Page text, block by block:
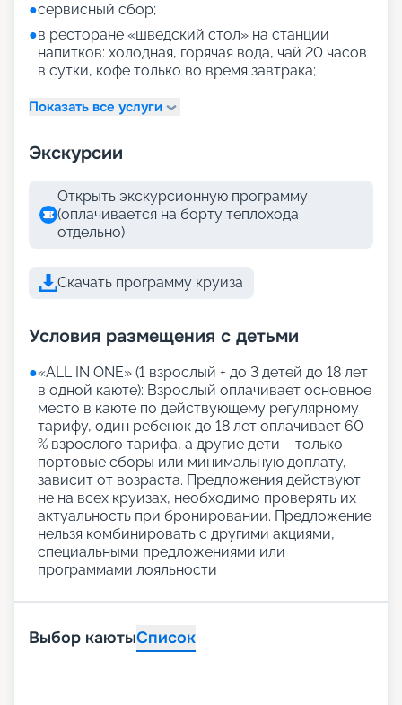
●сервисный сбор;
●в ресторане «шведский стол» на станции
напитков: холодная, горячая вода, чай 20 часов
в сутки, кофе только во время завтрака;
Показать все услуги
Экскурсии
Открыть экскурсионную программу
(оплачивается на борту теплохода
отдельно)
Скачать программу круиза
Условия размещения с детьми
●«АLL IN ONE» (1 взрослый + до 3 детей до 18 лет
в одной каюте): Взрослый оплачивает основное
место в каюте по действующему регулярному
тарифу, один ребенок до 18 лет оплачивает 60
% взрослого тарифа, а другие дети – только
портовые сборы или минимальную доплату,
зависит от возраста. Предложения действуют
не на всех круизах, необходимо проверять их
актуальность при бронировании. Предложение
нельзя комбинировать с другими акциями,
специальными предложениями или
программами лояльности
Выбор каютыСписок